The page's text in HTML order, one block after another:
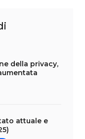
della privacy,
attuale e